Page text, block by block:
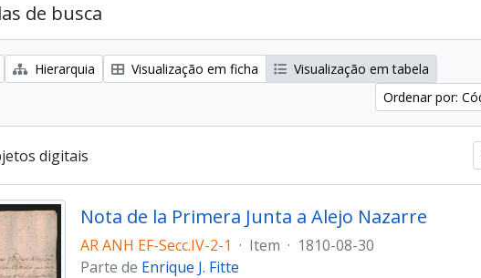
de busca
Hierarquia Visualização em ficha
Visualização em tabela
Ordenar por:
digitais
Nota de la Primera Junta a Alejo Nazarre
AR ANH EF-Secc.IV-2-1 · Item · 1810-08-30
Parte de Enrique J. Fitte